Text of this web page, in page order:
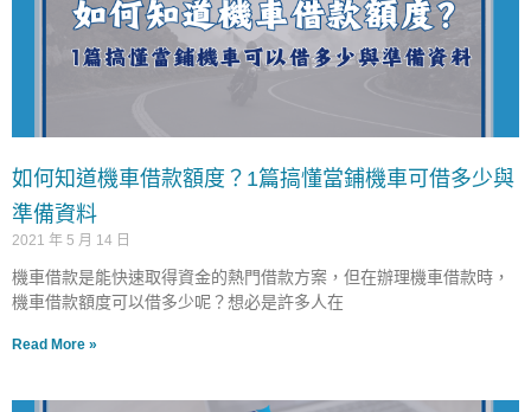
如何知道機車借款額度？1篇搞懂當鋪機車可借多少與
準備資料
2021 年 5 月 14 日
機車借款是能快速取得資金的熱門借款方案，但在辦理機車借款時，
機車借款額度可以借多少呢？想必是許多人在
Read More »